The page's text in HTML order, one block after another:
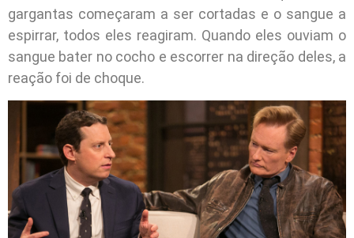
gargantas começaram a ser cortadas e o sangue a
espirrar, todos eles reagiram. Quando eles ouviam o
sangue bater no cocho e escorrer na direção deles, a
reação foi de choque.